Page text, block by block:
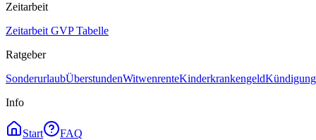
Zeitarbeit
Zeitarbeit GVP Tabelle
Ratgeber
SonderurlaubÜberstundenWitwenrenteKinderkrankengeld
Info
Start
FAQ